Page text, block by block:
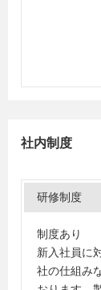
社内制度
研修制度
制度あり
新入社員に
社の仕組み